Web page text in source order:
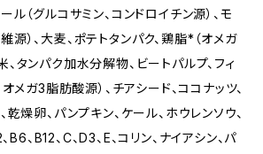
ル（グルコサミン、コンドロイチン源）、モ
源）、大麦、ポテトタンパク、鶏脂*（オメガ
タンパク加水分解物、ビートパルプ、フィ
メガ3脂肪酸源）、チアシード、ココナッツ、
乾燥卵、パンプキン、ケール、ホウレンソウ、
B6、B12、C、D3、E、コリン、ナイアシン、パ